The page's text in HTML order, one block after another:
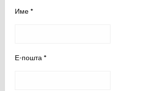
Име *
Е-пошта *